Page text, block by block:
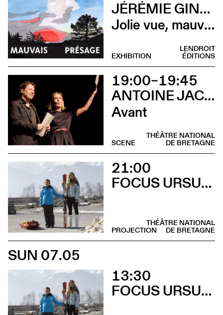
JÉRÉMIE GINDRE
Jolie vue, mauvais présage (Vernissage)
LENDROIT
ÉDITIONS
EXHIBITION
19:00–19:45
ANTOINE JACCOUD AVEC MATHIEU AMALRIC ET MARTHE KELLER
Avant
THÉÂTRE NATIONAL
DE BRETAGNE
SCENE
21:00
FOCUS URSULA MEIER
THÉÂTRE NATIONAL
DE BRETAGNE
PROJECTION
SUN 07.05
13:30
FOCUS URSULA MEIER